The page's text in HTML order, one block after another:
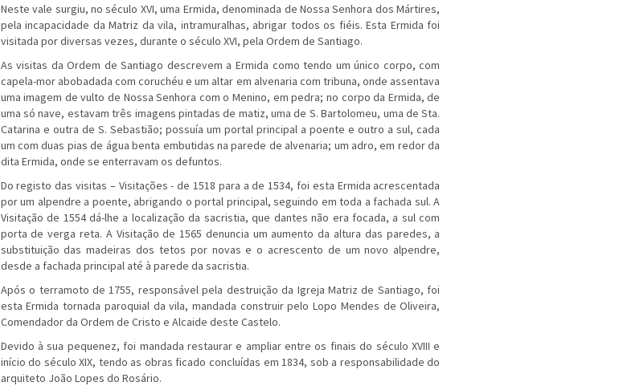
Neste vale surgiu, no século XVI, uma Ermida, denominada de Nossa Senhora dos Mártires,
pela incapacidade da Matriz da vila, intramuralhas, abrigar todos os fiéis. Esta Ermida foi
visitada por diversas vezes, durante o século XVI, pela Ordem de Santiago.
As visitas da Ordem de Santiago descrevem a Ermida como tendo um único corpo, com
capela-mor abobadada com coruchéu e um altar em alvenaria com tribuna, onde assentava
uma imagem de vulto de Nossa Senhora com o Menino, em pedra; no corpo da Ermida, de
uma só nave, estavam três imagens pintadas de matiz, uma de S. Bartolomeu, uma de Sta.
Catarina e outra de S. Sebastião; possuía um portal principal a poente e outro a sul, cada
um com duas pias de água benta embutidas na parede de alvenaria; um adro, em redor da
dita Ermida, onde se enterravam os defuntos.
Do registo das visitas – Visitações - de 1518 para a de 1534, foi esta Ermida acrescentada
por um alpendre a poente, abrigando o portal principal, seguindo em toda a fachada sul. A
Visitação de 1554 dá-lhe a localização da sacristia, que dantes não era focada, a sul com
porta de verga reta. A Visitação de 1565 denuncia um aumento da altura das paredes, a
substituição das madeiras dos tetos por novas e o acrescento de um novo alpendre,
desde a fachada principal até à parede da sacristia.
Após o terramoto de 1755, responsável pela destruição da Igreja Matriz de Santiago, foi
esta Ermida tornada paroquial da vila, mandada construir pelo Lopo Mendes de Oliveira,
Comendador da Ordem de Cristo e Alcaide deste Castelo.
Devido à sua pequenez, foi mandada restaurar e ampliar entre os finais do século XVIII e
início do século XIX, tendo as obras ficado concluídas em 1834, sob a responsabilidade do
arquiteto João Lopes do Rosário.